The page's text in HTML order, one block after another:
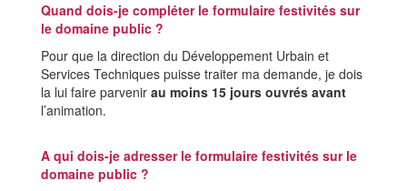
Quand dois-je compléter le formulaire festivités sur
le domaine public ?
Pour que la direction du Développement Urbain et
Services Techniques puisse traiter ma demande, je dois
la lui faire parvenir au moins 15 jours ouvrés avant
l’animation.
A qui dois-je adresser le formulaire festivités sur le
domaine public ?